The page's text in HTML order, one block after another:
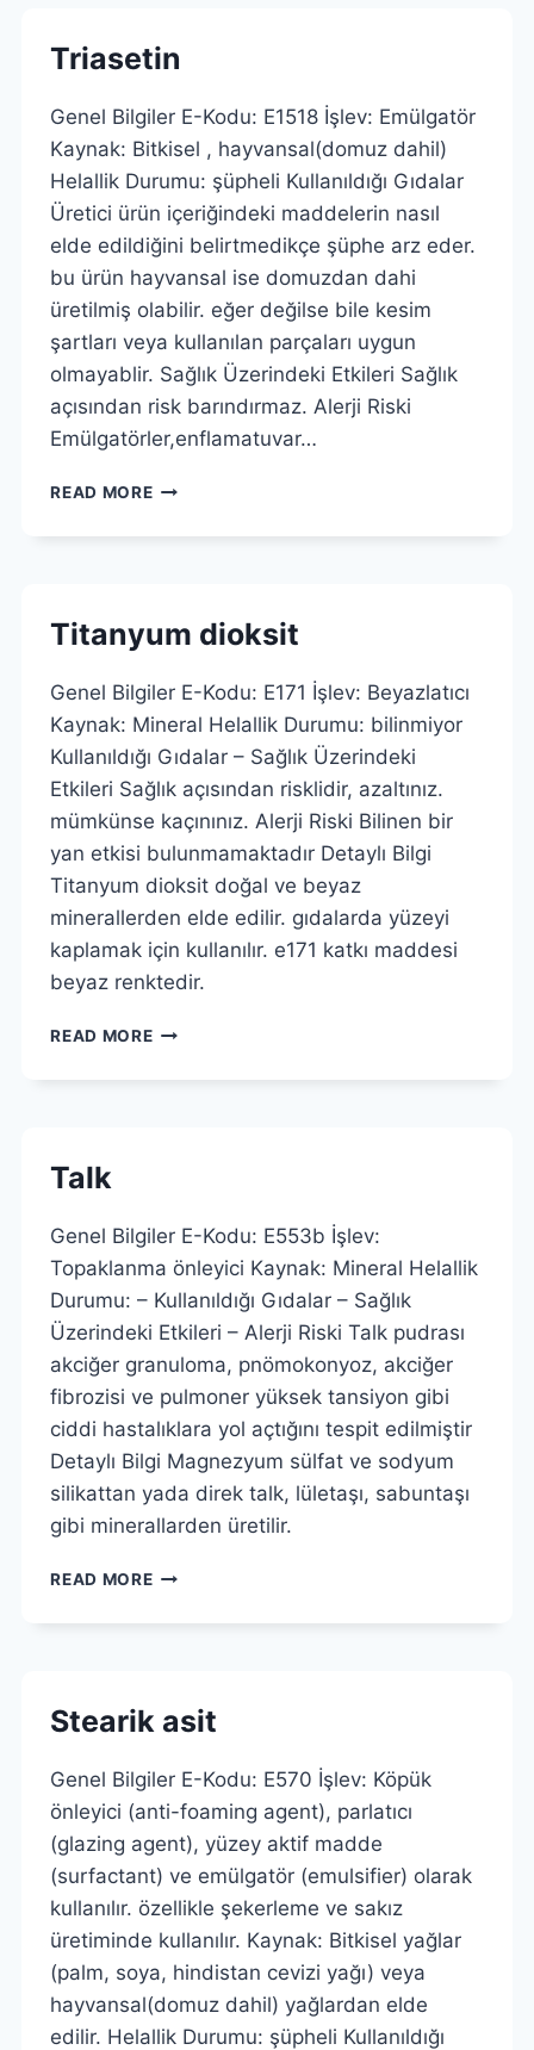
Triasetin
Genel Bilgiler E-Kodu: E1518 İşlev: Emülgatör
Kaynak: Bitkisel , hayvansal(domuz dahil)
Helallik Durumu: şüpheli Kullanıldığı Gıdalar
Üretici ürün içeriğindeki maddelerin nasıl
elde edildiğini belirtmedikçe şüphe arz eder.
bu ürün hayvansal ise domuzdan dahi
üretilmiş olabilir. eğer değilse bile kesim
şartları veya kullanılan parçaları uygun
olmayablir. Sağlık Üzerindeki Etkileri Sağlık
açısından risk barındırmaz. Alerji Riski
Emülgatörler,enflamatuvar…
READ MORETRIASETIN
Titanyum dioksit
Genel Bilgiler E-Kodu: E171 İşlev: Beyazlatıcı
Kaynak: Mineral Helallik Durumu: bilinmiyor
Kullanıldığı Gıdalar – Sağlık Üzerindeki
Etkileri Sağlık açısından risklidir, azaltınız.
mümkünse kaçınınız. Alerji Riski Bilinen bir
yan etkisi bulunmamaktadır Detaylı Bilgi
Titanyum dioksit doğal ve beyaz
minerallerden elde edilir. gıdalarda yüzeyi
kaplamak için kullanılır. e171 katkı maddesi
beyaz renktedir.
READ MORETITANYUM
Talk
Genel Bilgiler E-Kodu: E553b İşlev:
Topaklanma önleyici Kaynak: Mineral Helallik
Durumu: – Kullanıldığı Gıdalar – Sağlık
Üzerindeki Etkileri – Alerji Riski Talk pudrası
akciğer granuloma, pnömokonyoz, akciğer
fibrozisi ve pulmoner yüksek tansiyon gibi
ciddi hastalıklara yol açtığını tespit edilmiştir
Detaylı Bilgi Magnezyum sülfat ve sodyum
silikattan yada direk talk, lületaşı, sabuntaşı
gibi minerallarden üretilir.
READ MORETALK
Stearik asit
Genel Bilgiler E-Kodu: E570 İşlev: Köpük
önleyici (anti-foaming agent), parlatıcı
(glazing agent), yüzey aktif madde
(surfactant) ve emülgatör (emulsifier) olarak
kullanılır. özellikle şekerleme ve sakız
üretiminde kullanılır. Kaynak: Bitkisel yağlar
(palm, soya, hindistan cevizi yağı) veya
hayvansal(domuz dahil) yağlardan elde
edilir. Helallik Durumu: şüpheli Kullanıldığı